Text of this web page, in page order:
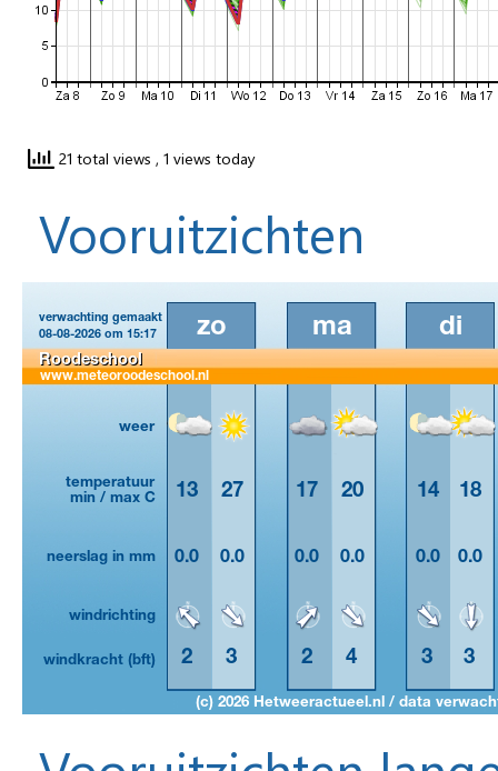
21 total views , 1 views today
Vooruitzichten